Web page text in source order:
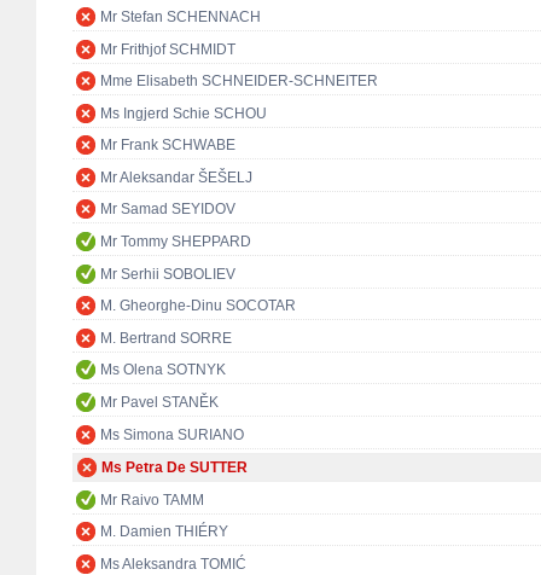
Mr Stefan SCHENNACH
Mr Frithjof SCHMIDT
Mme Elisabeth SCHNEIDER-SCHNEITER
Ms Ingjerd Schie SCHOU
Mr Frank SCHWABE
Mr Aleksandar ŠEŠELJ
Mr Samad SEYIDOV
Mr Tommy SHEPPARD
Mr Serhii SOBOLIEV
M. Gheorghe-Dinu SOCOTAR
M. Bertrand SORRE
Ms Olena SOTNYK
Mr Pavel STANĚK
Ms Simona SURIANO
Ms Petra De SUTTER
Mr Raivo TAMM
M. Damien THIÉRY
Ms Aleksandra TOMIĆ